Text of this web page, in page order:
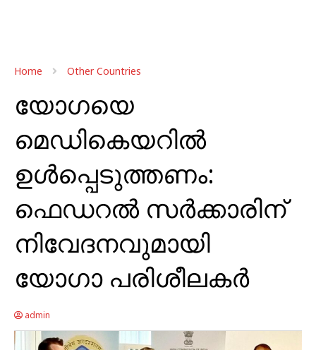
Home Other Countries
യോഗയെ
മെഡികെയറിൽ
ഉൾപ്പെടുത്തണം:
ഫെഡറൽ സർക്കാരിന്
നിവേദനവുമായി
യോഗാ പരിശീലകർ
admin